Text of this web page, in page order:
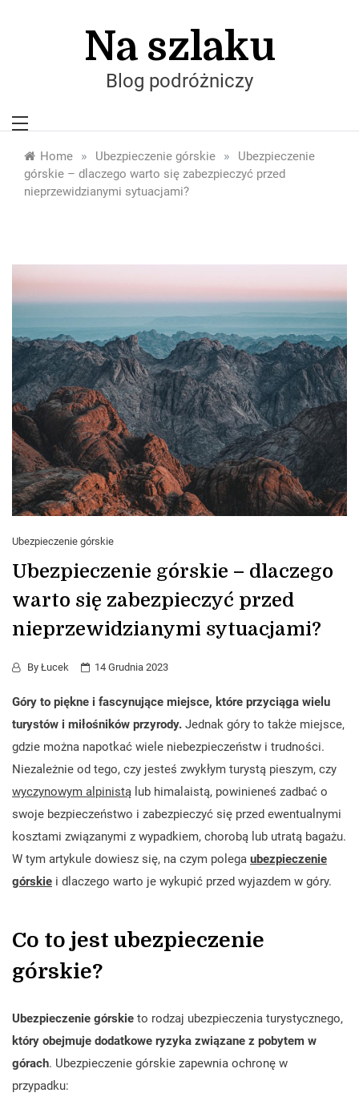
Na szlaku
Blog podróżniczy
Home » Ubezpieczenie górskie »
Ubezpieczenie
górskie – dlaczego warto się zabezpieczyć przed
nieprzewidzianymi sytuacjami?
Ubezpieczenie górskie
Ubezpieczenie górskie – dlaczego
warto się zabezpieczyć przed
nieprzewidzianymi sytuacjami?
By Łucek 14 Grudnia 2023
Góry to piękne i fascynujące miejsce, które przyciąga wielu
turystów i miłośników przyrody. Jednak góry to także miejsce,
gdzie można napotkać wiele niebezpieczeństw i trudności.
Niezależnie od tego, czy jesteś zwykłym turystą pieszym, czy
wyczynowym alpinistą lub himalaistą, powinieneś zadbać o
swoje bezpieczeństwo i zabezpieczyć się przed ewentualnymi
kosztami związanymi z wypadkiem, chorobą lub utratą bagażu.
W tym artykule dowiesz się, na czym polega ubezpieczenie
górskie i dlaczego warto je wykupić przed wyjazdem w góry.
Co to jest ubezpieczenie
górskie?
Ubezpieczenie górskie to rodzaj ubezpieczenia turystycznego,
który obejmuje dodatkowe ryzyka związane z pobytem w
górach. Ubezpieczenie górskie zapewnia ochronę w
przypadku: